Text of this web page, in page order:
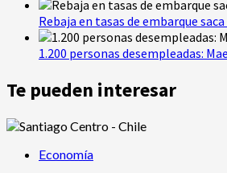
Rebaja en tasas de embarque
1.200 personas desempleadas:
Te pueden interesar
Economía